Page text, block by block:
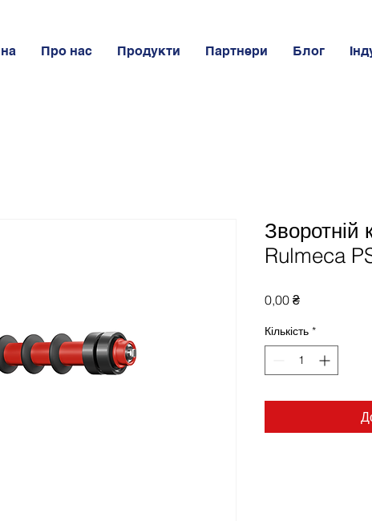
Про нас Продукти Партнери Блог
Зворотній
Rulmeca
0,00 ₴Ціна
Кількість *